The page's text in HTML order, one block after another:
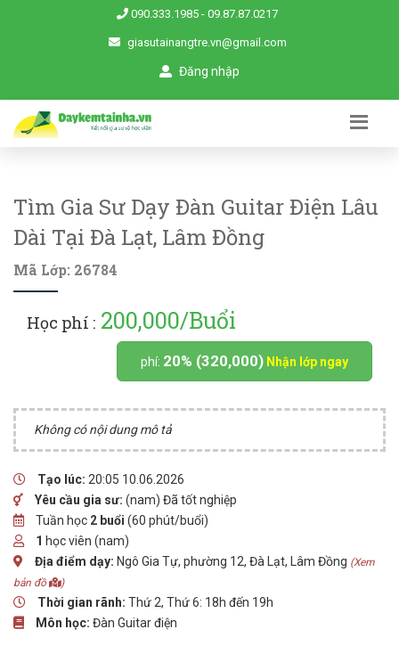
090.333.1985 - 09.87.87.0217
giasutainangtre.vn@gmail.com
Đăng nhập
Tìm Gia Sư Dạy Đàn Guitar Điện Lâu
Dài Tại Đà Lạt, Lâm Đồng
Mã Lớp: 26784
Học phí : 200,000/Buổi
phí: 20% (320,000) Nhận lớp ngay
Không có nội dung mô tả
Tạo lúc: 20:05 10.06.2026
Yêu cầu gia sư: (nam) Đã tốt nghiệp
Tuần học 2 buổi (60 phút/buổi)
1 học viên (nam)
Địa điểm dạy: Ngô Gia Tự, phường 12, Đà Lạt, Lâm Đồng (Xem
bản đồ
)
Thời gian rãnh: Thứ 2, Thứ 6: 18h đến 19h
Môn học: Đàn Guitar điện